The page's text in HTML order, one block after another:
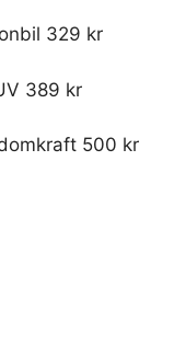
329 kr
389 kr
500 kr